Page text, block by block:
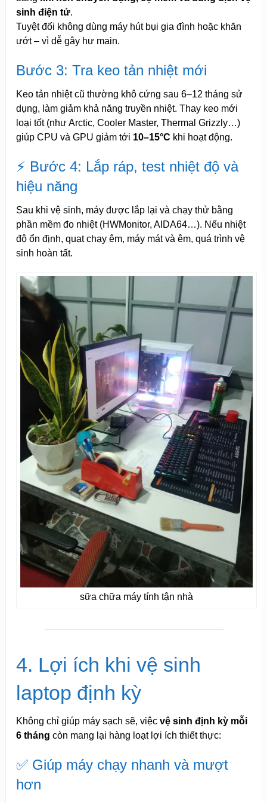
sinh điện tử.
Tuyệt đối không dùng máy hút bụi gia đình hoặc khăn
ướt – vì dễ gây hư main.
Bước 3: Tra keo tản nhiệt mới
Keo tản nhiệt cũ thường khô cứng sau 6–12 tháng sử
dụng, làm giảm khả năng truyền nhiệt. Thay keo mới
loại tốt (như Arctic, Cooler Master, Thermal Grizzly…)
giúp CPU và GPU giảm tới 10–15°C khi hoạt động.
⚡ Bước 4: Lắp ráp, test nhiệt độ và
hiệu năng
Sau khi vệ sinh, máy được lắp lại và chạy thử bằng
phần mềm đo nhiệt (HWMonitor, AIDA64…). Nếu nhiệt
độ ổn định, quạt chạy êm, máy mát và êm, quá trình vệ
sinh hoàn tất.
sữa chữa máy tính tận nhà
4. Lợi ích khi vệ sinh
laptop định kỳ
Không chỉ giúp máy sạch sẽ, việc vệ sinh định kỳ mỗi
6 tháng còn mang lại hàng loạt lợi ích thiết thực:
✅ Giúp máy chạy nhanh và mượt
hơn